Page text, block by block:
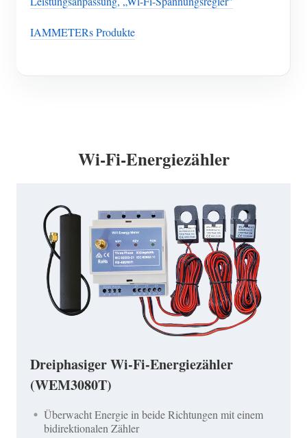
IAMMETERs Produkte
Wi-Fi-Energiezähler
Dreiphasiger Wi-Fi-Energiezähler
(WEM3080T)
Überwacht Energie in beide Richtungen mit einem
bidirektionalen Zähler